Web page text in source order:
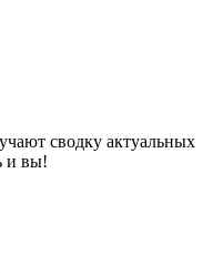
сводку актуальных
и вы!